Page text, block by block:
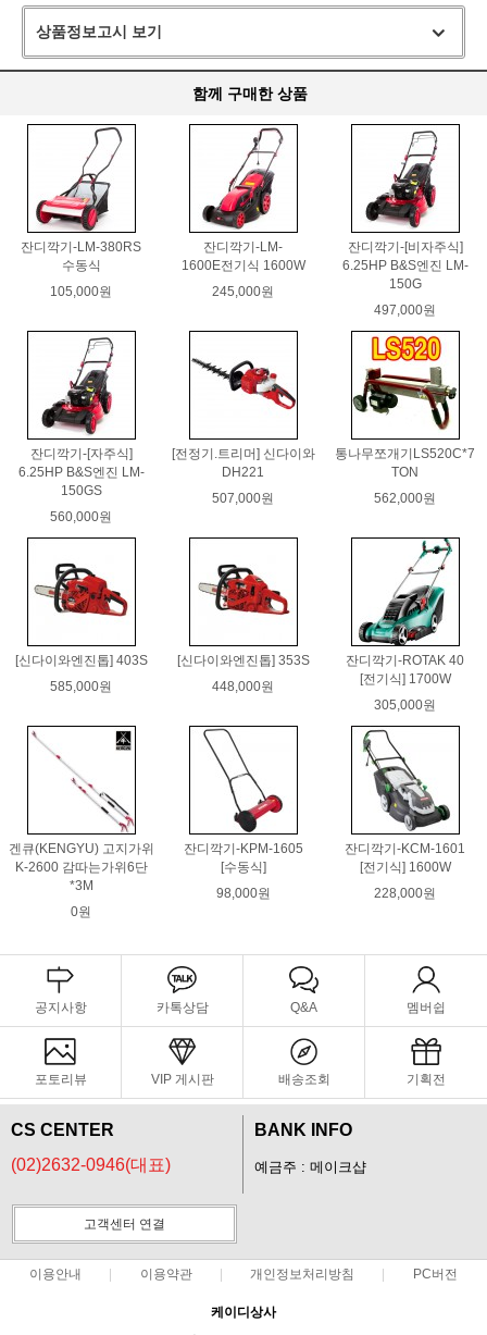
상품정보고시 보기
함께 구매한 상품
잔디깍기-LM-380RS
수동식
105,000원
잔디깍기-LM-
1600E전기식 1600W
245,000원
잔디깍기-[비자주식]
6.25HP B&S엔진 LM-
150G
497,000원
잔디깍기-[자주식]
6.25HP B&S엔진 LM-
150GS
560,000원
[전정기.트리머] 신다이와
DH221
507,000원
통나무쪼개기LS520C*7
TON
562,000원
[신다이와엔진톱] 403S
585,000원
[신다이와엔진톱] 353S
448,000원
잔디깍기-ROTAK 40
[전기식] 1700W
305,000원
겐큐(KENGYU) 고지가위
K-2600 감따는가위6단
*3M
0원
잔디깍기-KPM-1605
[수동식]
98,000원
잔디깍기-KCM-1601
[전기식] 1600W
228,000원
공지사항 카톡상담 Q&A 멤버쉽
포토리뷰 VIP 게시판 배송조회 기획전
CS CENTER
(02)2632-0946(대표)
BANK INFO
예금주 : 메이크샵
고객센터 연결
이용안내 이용약관 개인정보처리방침 PC버전
케이디상사